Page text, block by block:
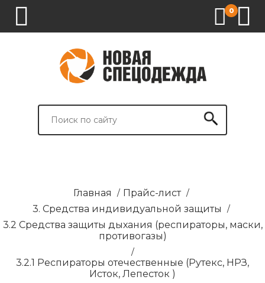
0
СПЕЦОДЕЖДА
СПЕЦОБУВЬ
СРЕДСТВА
ВСПОМОГАТЕЛЬНЫЕ
БРЕНДИРОВАНИЕ
Главная / Прайс-лист /
3. Средства индивидуальной защиты /
3.2 Средства защиты дыхания (респираторы, маски,
противогазы)
/
3.2.1 Респираторы отечественные (Рутекс, НРЗ,
Исток, Лепесток )